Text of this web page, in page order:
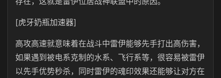
[虎牙奶瓶加速器]
高攻高速就意味着在战斗中雷伊能够先手打出高伤害，
如果遇到被电系克制的水系、飞行系等，很容易被雷伊
以先手优势秒杀，同时雷伊的魂印效果还能够让对方在